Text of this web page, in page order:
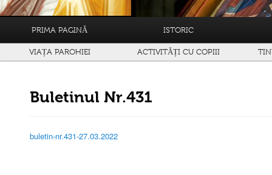
PRIMA PAGINĂ ISTORIC
VIAȚA PAROHIEI ACTIVITĂȚI CU COPIII
Buletinul Nr.431
buletin-nr.431-27.03.2022